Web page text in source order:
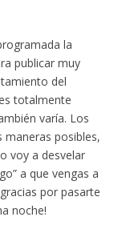
la
publicar muy
del
totalmente
varía. Los
posibles,
voy a desvelar
a que vengas a
por pasarte
noche!